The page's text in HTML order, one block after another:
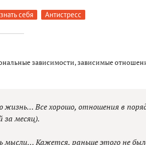
себя Антистресс
зависимости, зависимые
Все хорошо, отношения в
за месяц).
мысли… Кажется, раньше этого не